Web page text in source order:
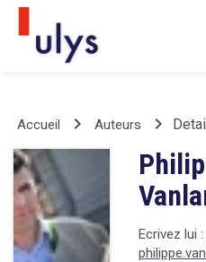
Avocats à
Leader en droit de
Accueil keyboard_arrow_right Auteurs keyboard_arrow_right
Ecrivez lui :